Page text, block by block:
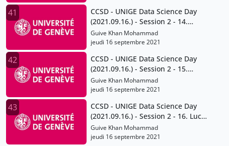
41
CCSD - UNIGE Data Science Day
(2021.09.16.) - Session 2 - 14.
Volodymyr Savchenko
Guive Khan Mohammad
jeudi 16 septembre 2021
42
CCSD - UNIGE Data Science Day
(2021.09.16.) - Session 2 - 15.
Thomas Maillart
Guive Khan Mohammad
jeudi 16 septembre 2021
43
CCSD - UNIGE Data Science Day
(2021.09.16.) - Session 2 - 16. Lucia
Gomez Teijeiro and Giuseppe
Ugazio
Guive Khan Mohammad
jeudi 16 septembre 2021